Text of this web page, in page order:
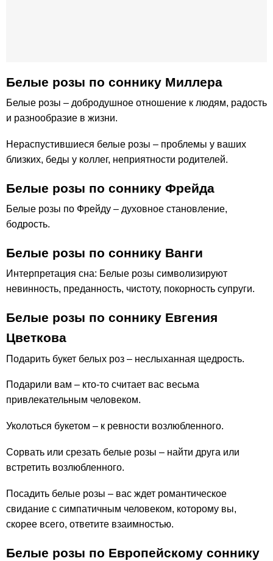
Белые розы по cоннику Миллера
Белые розы – добродушное отношение к людям, радость
и разнообразие в жизни.
Нераспустившиеся белые розы – проблемы у ваших
близких, беды у коллег, неприятности родителей.
Белые розы по соннику Фрейда
Белые розы по Фрейду – духовное становление,
бодрость.
Белые розы по соннику Ванги
Интерпретация сна: Белые розы символизируют
невинность, преданность, чистоту, покорность супруги.
Белые розы по соннику Евгения
Цветкова
Подарить букет белых роз – неслыханная щедрость.
Подарили вам – кто-то считает вас весьма
привлекательным человеком.
Уколоться букетом – к ревности возлюбленного.
Сорвать или срезать белые розы – найти друга или
встретить возлюбленного.
Посадить белые розы – вас ждет романтическое
свидание с симпатичным человеком, которому вы,
скорее всего, ответите взаимностью.
Белые розы по Европейскому соннику